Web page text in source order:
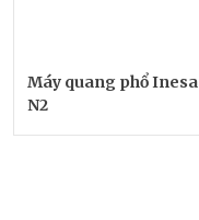
Máy quang phổ Inesa
N2